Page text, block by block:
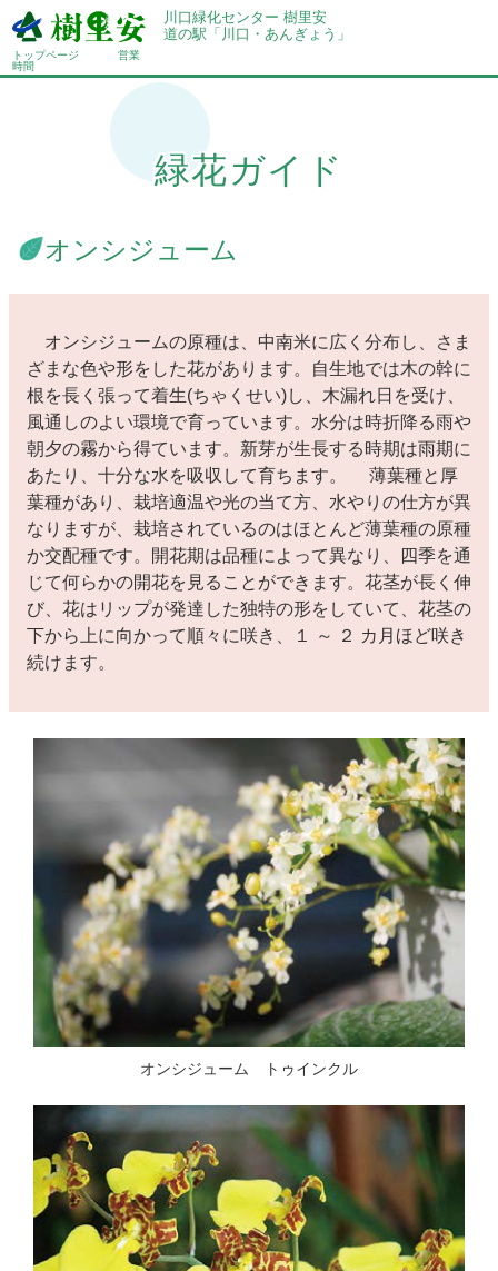
川口緑化センター 樹里安
道の駅「川口・あんぎょう」
トップページ
営業
時間
緑花ガイド
オンシジューム
オンシジュームの原種は、中南米に広く分布し、さま
ざまな色や形をした花があります。自生地では木の幹に
根を長く張って着生(ちゃくせい)し、木漏れ日を受け、
風通しのよい環境で育っています。水分は時折降る雨や
朝夕の霧から得ています。新芽が生長する時期は雨期に
あたり、十分な水を吸収して育ちます。 薄葉種と厚
葉種があり、栽培適温や光の当て方、水やりの仕方が異
なりますが、栽培されているのはほとんど薄葉種の原種
か交配種です。開花期は品種によって異なり、四季を通
じて何らかの開花を見ることができます。花茎が長く伸
び、花はリップが発達した独特の形をしていて、花茎の
下から上に向かって順々に咲き、１ ～ ２ カ月ほど咲き
続けます。
オンシジューム トゥインクル